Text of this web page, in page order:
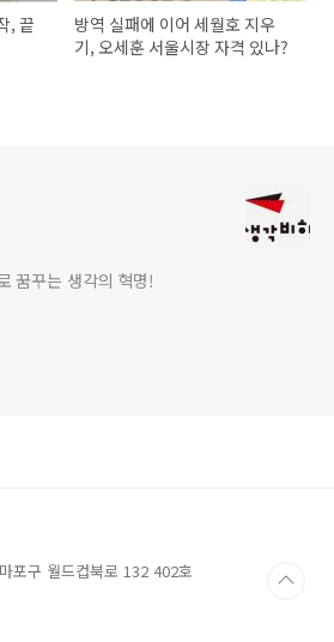
, 끝
방역 실패에 이어 세월호 지우
기, 오세훈 서울시장 자격 있나?
꿈꾸는 생각의 혁명!
포구 월드컵북로 132 402호